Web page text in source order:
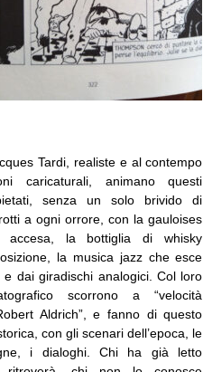
Tardi, realiste e al contempo
caricaturali, animano questi
senza un solo brivido di
a ogni orrore, con la gauloises
accesa, la bottiglia di whisky
la musica jazz che esce
e dai giradischi analogici. Col loro
scorrono a “velocità
Aldrich”, e fanno di questo
con gli scenari dell’epoca, le
i dialoghi. Chi ha già letto